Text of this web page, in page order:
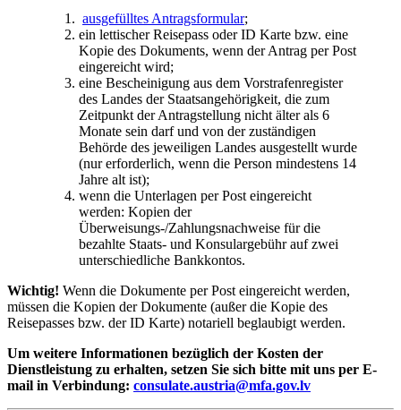
ausgefülltes Antragsformular;
ein lettischer Reisepass oder ID Karte bzw. eine
Kopie des Dokuments, wenn der Antrag per Post
eingereicht wird;
eine Bescheinigung aus dem Vorstrafenregister
des Landes der Staatsangehörigkeit, die zum
Zeitpunkt der Antragstellung nicht älter als 6
Monate sein darf und von der zuständigen
Behörde des jeweiligen Landes ausgestellt wurde
(nur erforderlich, wenn die Person mindestens 14
Jahre alt ist);
wenn die Unterlagen per Post eingereicht
werden: Kopien der
Überweisungs-/Zahlungsnachweise für die
bezahlte Staats- und Konsulargebühr auf zwei
unterschiedliche Bankkontos.
Wichtig! Wenn die Dokumente per Post eingereicht werden,
müssen die Kopien der Dokumente (außer die Kopie des
Reisepasses bzw. der ID Karte) notariell beglaubigt werden.
Um weitere Informationen bezüglich der Kosten der
Dienstleistung zu erhalten, setzen Sie sich bitte mit uns per E-
mail in Verbindung: consulate.austria@mfa.gov.lv